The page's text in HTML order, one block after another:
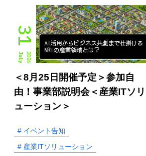
31
2026
July
＜8月25日開催予定＞参加自
由！事業部説明会＜産業ITソリ
ューション＞
# イベント告知
# 産業ITソリューション